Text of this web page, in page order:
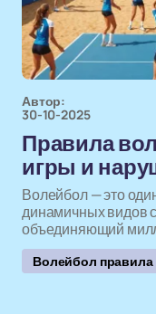
Автор:
30-10-2025
Правила
игры и
Волейбол — это
динамичных видов
объединяющий
Волейбол правила